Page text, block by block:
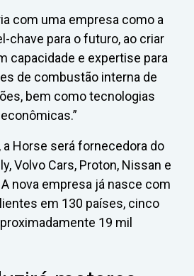
com uma empresa como a
chave para o futuro, ao criar
capacidade e expertise para
de combustão interna de
bem como tecnologias
a Horse será fornecedora do
Volvo Cars, Proton, Nissan e
nova empresa já nasce com
em 130 países, cinco
19 mil